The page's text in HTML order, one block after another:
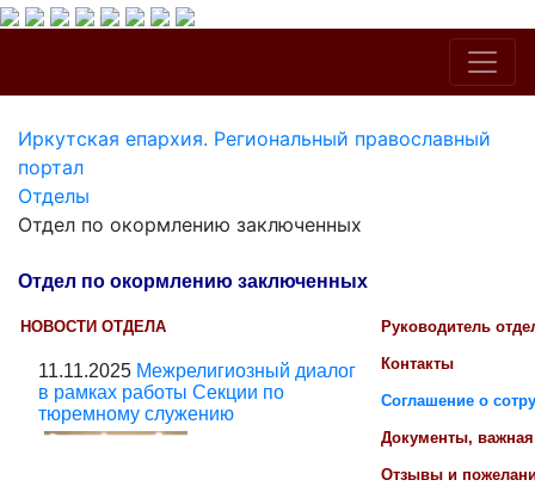
Иркутская епархия. Региональный православный
портал
Отделы
Отдел по окормлению заключенных
Отдел по окормлению заключенных
НОВОСТИ ОТДЕЛА
11.11.2025 Межрелигиозный диалог
в рамках работы Секции по
тюремному служению
Руководитель
Контакты
Соглашение о
Документы,
Отзывы и